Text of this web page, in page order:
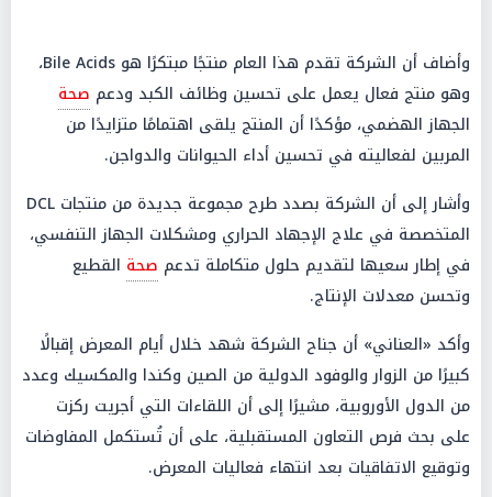
وأضاف أن الشركة تقدم هذا العام منتجًا مبتكرًا هو Bile Acids،
وهو منتج فعال يعمل على تحسين وظائف الكبد ودعم صحة
الجهاز الهضمي، مؤكدًا أن المنتج يلقى اهتمامًا متزايدًا من
المربين لفعاليته في تحسين أداء الحيوانات والدواجن.
وأشار إلى أن الشركة بصدد طرح مجموعة جديدة من منتجات DCL
المتخصصة في علاج الإجهاد الحراري ومشكلات الجهاز التنفسي،
في إطار سعيها لتقديم حلول متكاملة تدعم صحة القطيع
وتحسن معدلات الإنتاج.
وأكد «العناني» أن جناح الشركة شهد خلال أيام المعرض إقبالًا
كبيرًا من الزوار والوفود الدولية من الصين وكندا والمكسيك وعدد
من الدول الأوروبية، مشيرًا إلى أن اللقاءات التي أجريت ركزت
على بحث فرص التعاون المستقبلية، على أن تُستكمل المفاوضات
وتوقيع الاتفاقيات بعد انتهاء فعاليات المعرض.